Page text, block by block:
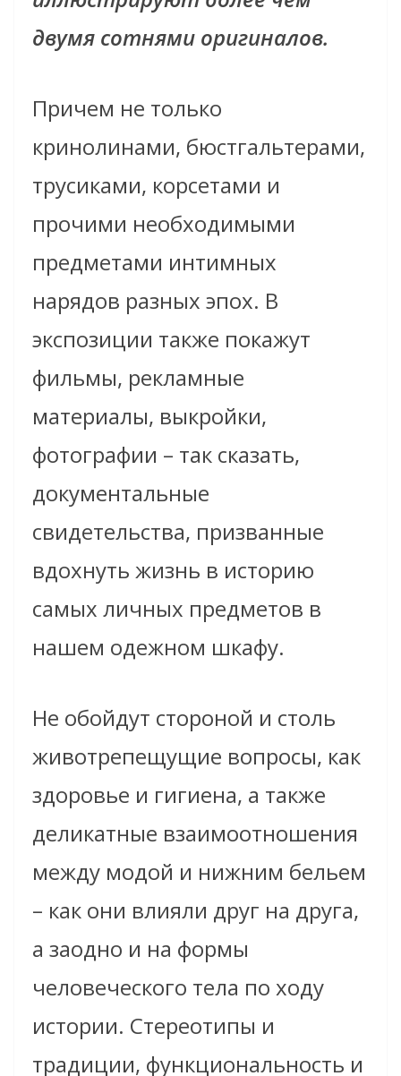
двумя сотнями оригиналов.
Причем не только
кринолинами, бюстгальтерами,
трусиками, корсетами и
прочими необходимыми
предметами интимных
нарядов разных эпох. В
экспозиции также покажут
фильмы, рекламные
материалы, выкройки,
фотографии – так сказать,
документальные
свидетельства, призванные
вдохнуть жизнь в историю
самых личных предметов в
нашем одежном шкафу.
Не обойдут стороной и столь
животрепещущие вопросы, как
здоровье и гигиена, а также
деликатные взаимоотношения
между модой и нижним бельем
– как они влияли друг на друга,
а заодно и на формы
человеческого тела по ходу
истории. Стереотипы и
традиции, функциональность и